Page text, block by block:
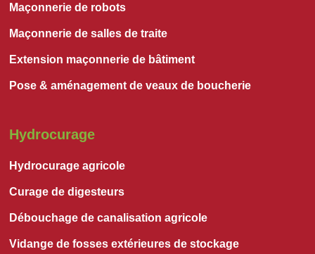
Maçonnerie de robots
Maçonnerie de salles de traite
Extension maçonnerie de bâtiment
Pose & aménagement de veaux de boucherie
Hydrocurage
Hydrocurage agricole
Curage de digesteurs
Débouchage de canalisation agricole
Vidange de fosses extérieures de stockage